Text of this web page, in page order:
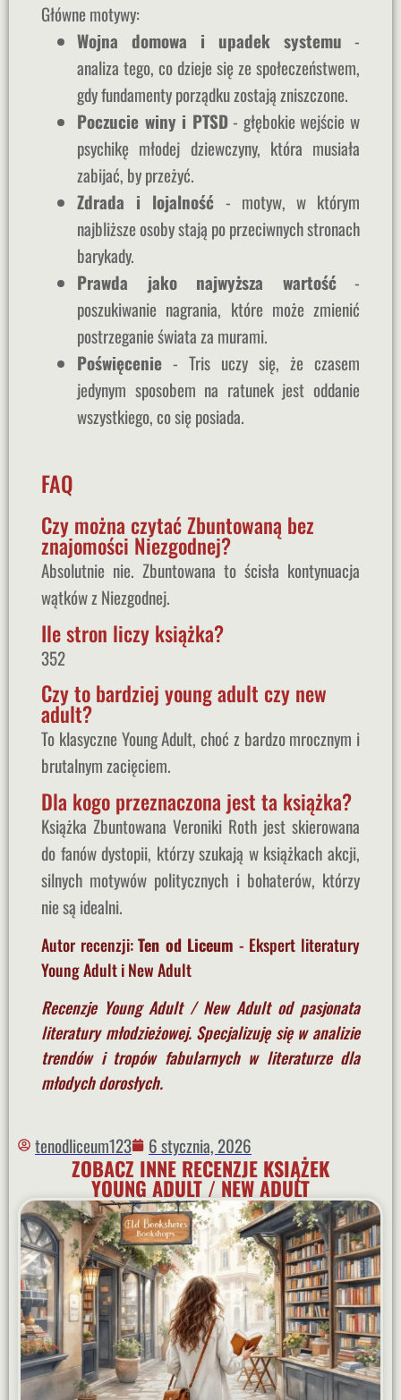
Główne motywy:
Wojna domowa i upadek systemu -
analiza tego, co dzieje się ze społeczeństwem,
gdy fundamenty porządku zostają zniszczone.
Poczucie winy i PTSD- głębokie wejście w
psychikę młodej dziewczyny, która musiała
zabijać, by przeżyć.
Zdrada i lojalność - motyw, w którym
najbliższe osoby stają po przeciwnych stronach
barykady.
Prawda jako najwyższa wartość-
poszukiwanie nagrania, które może zmienić
postrzeganie świata za murami.
Poświęcenie - Tris uczy się, że czasem
jedynym sposobem na ratunek jest oddanie
wszystkiego, co się posiada.
FAQ
Czy można czytać Zbuntowaną bez
znajomości Niezgodnej?
Absolutnie nie. Zbuntowana to ścisła kontynuacja
wątków z Niezgodnej.
Ile stron liczy książka?
352
Czy to bardziej young adult czy new
adult?
To klasyczne Young Adult, choć z bardzo mrocznym i
brutalnym zacięciem.
Dla kogo przeznaczona jest ta książka?
Książka Zbuntowana Veroniki Roth jest skierowana
do fanów dystopii, którzy szukają w książkach akcji,
silnych motywów politycznych i bohaterów, którzy
nie są idealni.
Autor recenzji:Ten od Liceum - Ekspert literatury
Young Adult i New Adult
Recenzje Young Adult / New Adult od pasjonata
literatury młodzieżowej. Specjalizuję się w analizie
trendów i tropów fabularnych w literaturze dla
młodych dorosłych.
tenodliceum123 6 stycznia, 2026
ZOBACZ INNE RECENZJE KSIĄŻEK
YOUNG ADULT / NEW ADULT